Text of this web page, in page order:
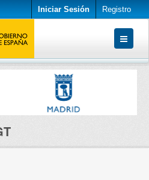
Iniciar Sesión Registro